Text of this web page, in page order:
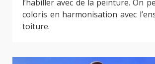
l’habiller avec de la peinture. On
coloris en harmonisation avec
toiture.